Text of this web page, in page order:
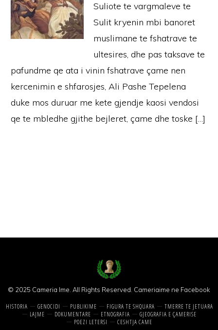
Suliote te vargmaleve te
Sulit kryenin mbi banoret
muslimane te fshatrave te
ultesires, dhe pas taksave te
pafundme qe ata i vinin fshatrave çame nen
kercenimin e shfarosjes, Ali Pashe Tepelena
duke mos duruar me kete gjendje kaosi vendosi
qe te mbledhe gjithe bejleret, çame dhe toske […]
© 2025 Cameria Ime. All Rights Reserved. Cameriaime ne Facebook
HISTORIA GENOCIDI PUBLIKIME FIGURA TE SHQUARA
TMERRE TE JETUARA
LAJME
DOKUMENTARE ETNOGRAFIA
GJEOGRAFIA E ÇAMERISE
POEZI LETERSI
CESHTJA CAME